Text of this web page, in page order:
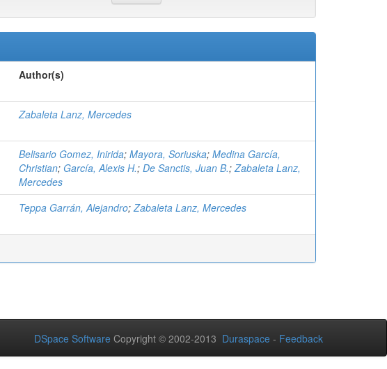
Author(s)
Zabaleta Lanz, Mercedes
Belisario Gomez, Inirida; Mayora, Soriuska; Medina García,
Christian; García, Alexis H.; De Sanctis, Juan B.;Zabaleta Lanz,
Mercedes
Teppa Garrán, Alejandro;Zabaleta Lanz, Mercedes
DSpace Software Copyright © 2002-2013 Duraspace - Feedback